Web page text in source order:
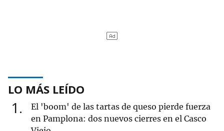
LO MÁS LEÍDO
1
El 'boom' de las tartas de queso pierde fuerza
en Pamplona: dos nuevos cierres en el Casco